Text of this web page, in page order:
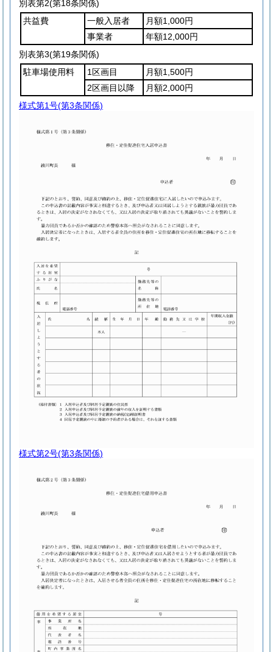
別表第2(第18条関係)
共益費
一般入居者
月額1,000円
事業者
年額12,000円
別表第3(第19条関係)
駐車場使用料
1区画目
月額1,500円
2区画目以降
月額2,000円
様式第1号(第3条関係)
様式第2号(第3条関係)